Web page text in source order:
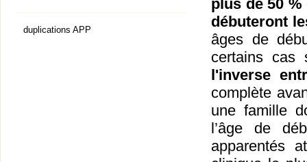
duplications APP
plus de 50
débuteront
âges de
certains cas
l'inverse
complète
une famille
l’âge de
apparentés